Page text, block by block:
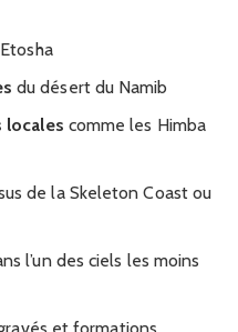
du désert du Namib
locales comme les Himba
de la Skeleton Coast ou
l’un des ciels les moins